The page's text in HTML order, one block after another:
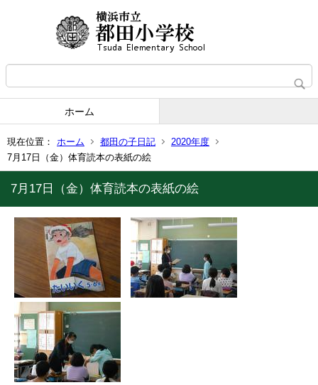
ホーム
現在位置： ホーム 都田の子日記
2020年度
7月17日（金）体育読本の表紙の絵
7月17日（金）体育読本の表紙の絵